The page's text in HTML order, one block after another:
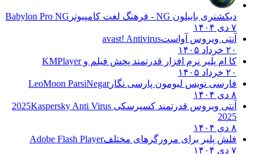
دیکشنری بابیلون NG - فرهنگ لغت کامپیوتر
Babylon Pro NG
۷ دی ۱۴۰۴
آنتی ویروس آواستavast! Antivirus
۲۰ خرداد ۱۴۰۵
کا ام پلیر نرم افزار قدرتمند پخش فیلم وKMPlayer
۲۰ خرداد ۱۴۰۵
فارسی نویس لیومون پارسی نگارLeoMoon ParsiNegar
۸ دی ۱۴۰۴
آنتی ویروس قدرتمند کسپرسکی 2025 Kaspersky Anti Virus
2025
۸ دی ۱۴۰۴
فلش پلیر برای مرورگرهای مختلفAdobe Flash Player
۷ دی ۱۴۰۴